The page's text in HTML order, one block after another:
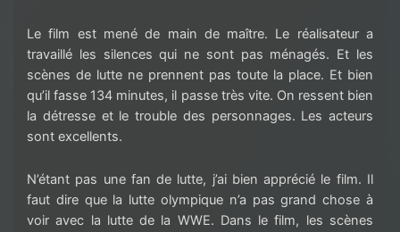
Le film est menéde main de maître. Le réalisateur a
travaillé les silences qui ne sont pas ménagés. Et les
scènes de lutte ne prennent pas toute la place. Et bien
qu’il fasse 134 minutes, il passe très vite. On ressent bien
la détresse et le trouble des personnages. Les acteurs
sont excellents.
N’étant pas une fan de lutte, j’ai bien apprécié le film. Il
faut dire que la lutte olympique n’a pasgrandchose à
voir avec la lutte de la WWE. Dans le film, les scènes